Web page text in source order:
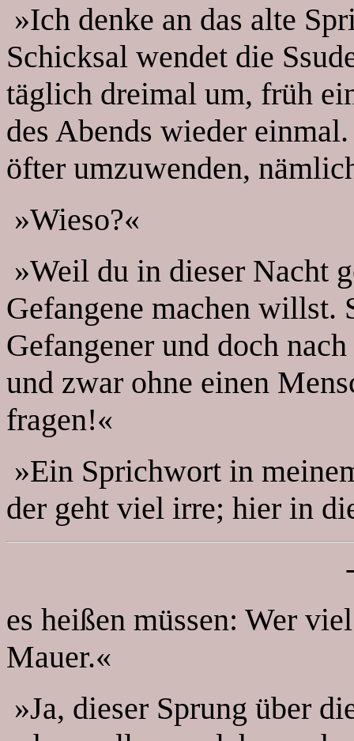
»Ich denke an das alte
Schicksal wendet die
täglich dreimal um, früh
des Abends wieder
öfter umzuwenden,
»Wieso?«
»Weil du in dieser Nacht
Gefangene machen willst.
Gefangener und doch
und zwar ohne einen
fragen!«
»Ein Sprichwort in
der geht viel irre; hier in
es heißen müssen: Wer
Mauer.«
»Ja, dieser Sprung über